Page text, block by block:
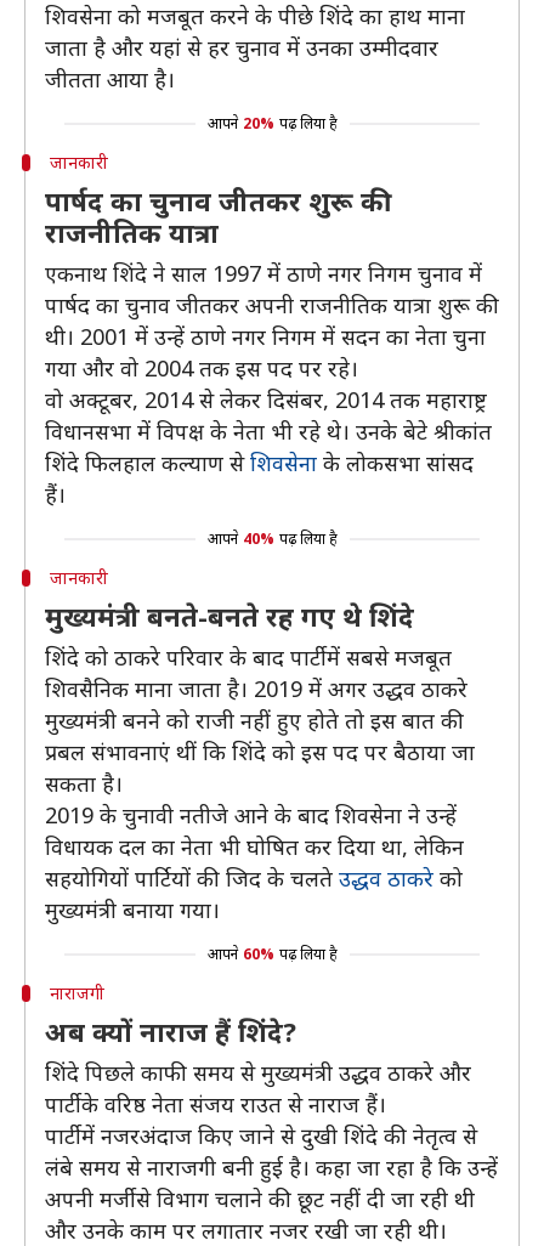
शिवसेना को मजबूत करने के पीछे शिंदे का हाथ माना
जाता है और यहां से हर चुनाव में उनका उम्मीदवार
जीतता आया है।
आपने 20% पढ़ लिया है
जानकारी
पार्षद का चुनाव जीतकर शुरू की
राजनीतिक यात्रा
एकनाथ शिंदे ने साल 1997 में ठाणे नगर निगम चुनाव में
पार्षद का चुनाव जीतकर अपनी राजनीतिक यात्रा शुरू की
थी। 2001 में उन्हें ठाणे नगर निगम में सदन का नेता चुना
गया और वो 2004 तक इस पद पर रहे।
वो अक्टूबर, 2014 से लेकर दिसंबर, 2014 तक महाराष्ट्र
विधानसभा में विपक्ष के नेता भी रहे थे। उनके बेटे श्रीकांत
शिंदे फिलहाल कल्याण सेशिवसेना के लोकसभा सांसद
हैं।
आपने 40% पढ़ लिया है
जानकारी
मुख्यमंत्री बनते-बनते रह गए थे शिंदे
शिंदे को ठाकरे परिवार के बाद पार्टी में सबसे मजबूत
शिवसैनिक माना जाता है। 2019 में अगर उद्धव ठाकरे
मुख्यमंत्री बनने को राजी नहीं हुए होते तो इस बात की
प्रबल संभावनाएं थीं कि शिंदे को इस पद पर बैठाया जा
सकता है।
2019 के चुनावी नतीजे आने के बाद शिवसेना ने उन्हें
विधायक दल का नेता भी घोषित कर दिया था, लेकिन
सहयोगियों पार्टियों की जिद के चलते उद्धव ठाकरे को
मुख्यमंत्री बनाया गया।
आपने 60% पढ़ लिया है
नाराजगी
अब क्यों नाराज हैं शिंदे?
शिंदे पिछले काफी समय से मुख्यमंत्री उद्धव ठाकरे और
पार्टी के वरिष्ठ नेता संजय राउत से नाराज हैं।
पार्टी में नजरअंदाज किए जाने से दुखी शिंदे की नेतृत्व से
लंबे समय से नाराजगी बनी हुई है। कहा जा रहा है कि उन्हें
अपनी मर्जी से विभाग चलाने की छूट नहीं दी जा रही थी
और उनके काम पर लगातार नजर रखी जा रही थी।